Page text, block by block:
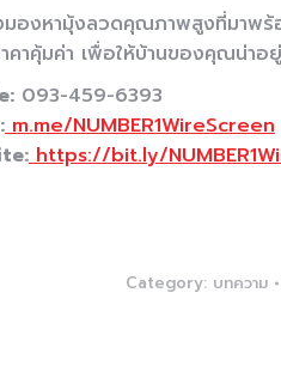
องหามุ้งลวดคุณภาพสูงที่มาพร้
คาคุ้มค่า เพื่อให้บ้านของคุณน่าอยู่
093-459-6393
m.me/NUMBER1WireScreen
https://bit.ly/
Category: บทความ